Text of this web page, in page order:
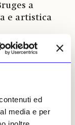
ed
media e per
a
e artistica
in ogni
mostra:
come i
di
di ogni
di